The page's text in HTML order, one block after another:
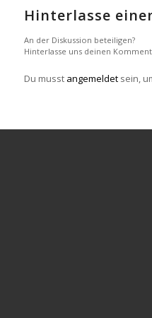
Hinterlasse
An der Diskussion beteiligen?
Hinterlasse uns deinen
Du musst angemeldetsein,